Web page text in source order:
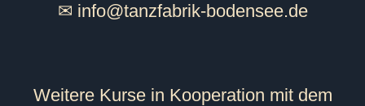
✉ info@tanzfabrik-bodensee.de
Weitere Kurse in Kooperation mit dem